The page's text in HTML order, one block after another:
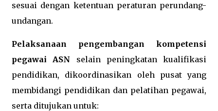
sesuai dengan ketentuan peraturan perundang-
undangan.
Pelaksanaan pengembangan kompetensi
pegawai ASN selain peningkatan kualifikasi
pendidikan, dikoordinasikan oleh pusat yang
membidangi pendidikan dan pelatihan pegawai,
serta ditujukan untuk: